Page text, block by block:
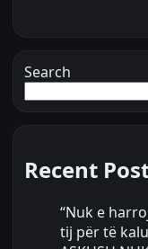
Search
Recent
“Nuk e
tij për të